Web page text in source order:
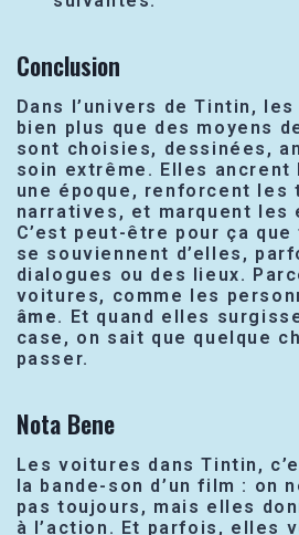
Conclusion
Dans l’univers de Tintin,
bien plus que des moyens
sont choisies, dessinées,
soin extrême. Elles ancrent
une époque, renforcent les
narratives, et marquent les
C’est peut-être pour ça
se souviennent d’elles,
dialogues ou des lieux.
voitures, comme les
âme. Et quand elles
case, on sait que quelque
passer.
Nota Bene
Les voitures dans Tintin,
la bande-son d’un film : on
pas toujours, mais elles
à l’action. Et parfois, elles